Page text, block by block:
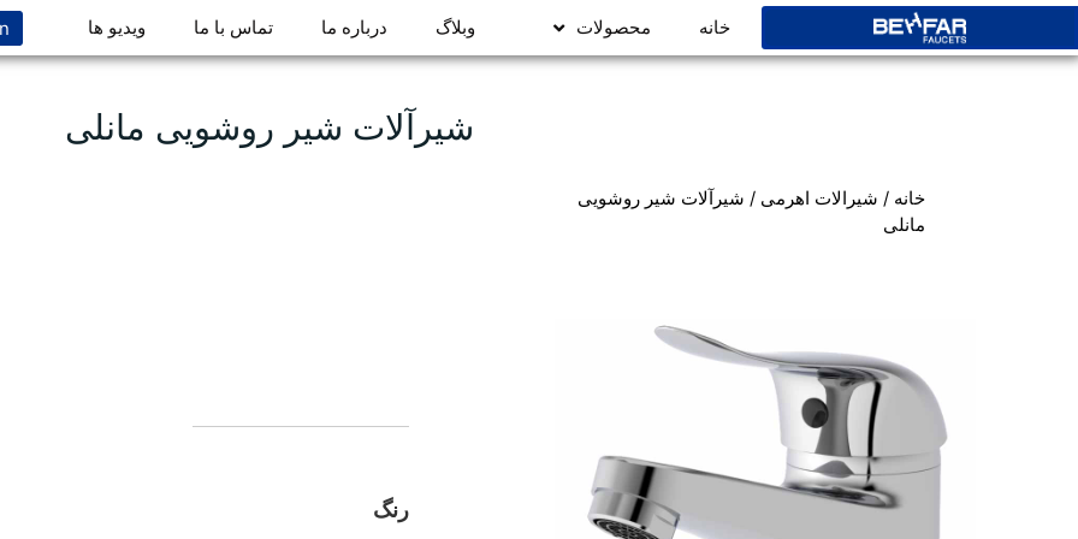
خانه محصولات وبلاگ درباره ما تماس با ما ویدیو ها
شیرآلات شیر روشویی مانلی
خانه / شیرالات اهرمی / شیرآلات شیر روشویی
مانلی
رنگ